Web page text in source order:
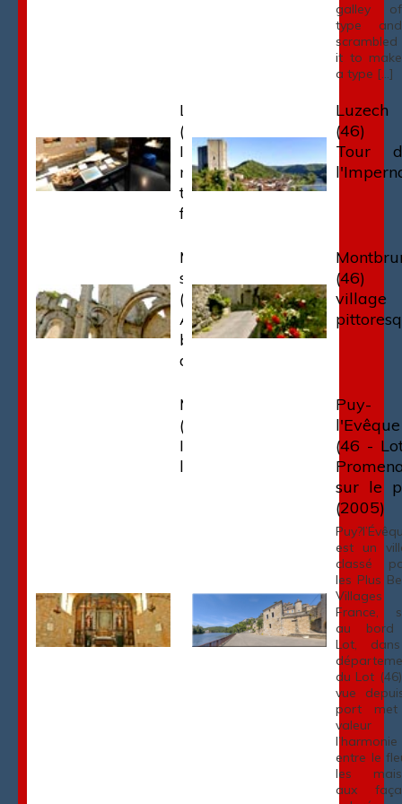
galley of
type and
scrambled
it to make
a type […]
Luzech
(46) -
Ichnospace,
musée des
traces
fossiles
Luzech
(46)
Tour
Marcilhac-
sur-Célé
(46) -
Abbaye
bénédictine
du Xe s.
village
Montcabrier
(46) -
Intérieur de
l'église
Puy-
l'Evêque
(46 -
sur le
(2005)
est un
classé
les Plus
Villages
France,
au bord
Lot,
du Lot
vue
port
valeur
l’harmonie
entre le
les
aux